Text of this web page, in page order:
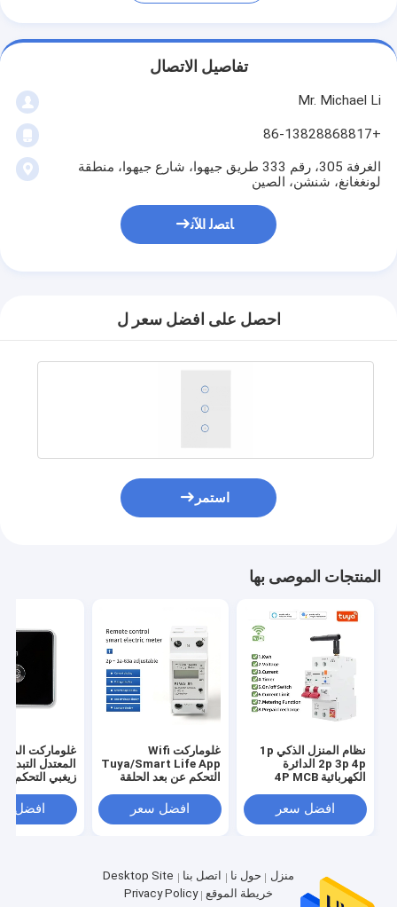
تفاصيل الاتصال
Mr. Michael Li
+86-13828868817
الغرفة 305، رقم 333 طريق جيهوا، شارع جيهوا، منطقة
لونغغانغ، شنشن، الصين
ﺎﺘﺼﻟ ﺍﻶﻧ
احصل على افضل سعر ل
استمر
المنتجات الموصى بها
نظام المنزل الذكي 1p
2p 3p 4p الدائرة
الكهربائية 4P MCB
افضل سعر
غلوماركت Wifi
Tuya/Smart Life App
التحكم عن بعد الحلقة
الوسيطافضل سعر
غلوماركت
المعتدل التبديل
زيغبي التحكم
الشاشة الرقمية
افضل
منزل حول نا اتصل بنا
Desktop Site
خريطة الموقع
Privacy Policy